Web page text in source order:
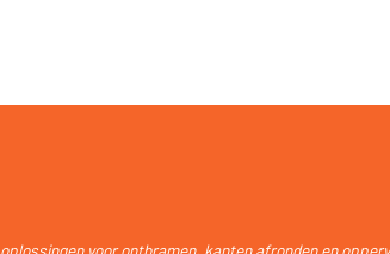
voor ontbramen, kanten afronden en